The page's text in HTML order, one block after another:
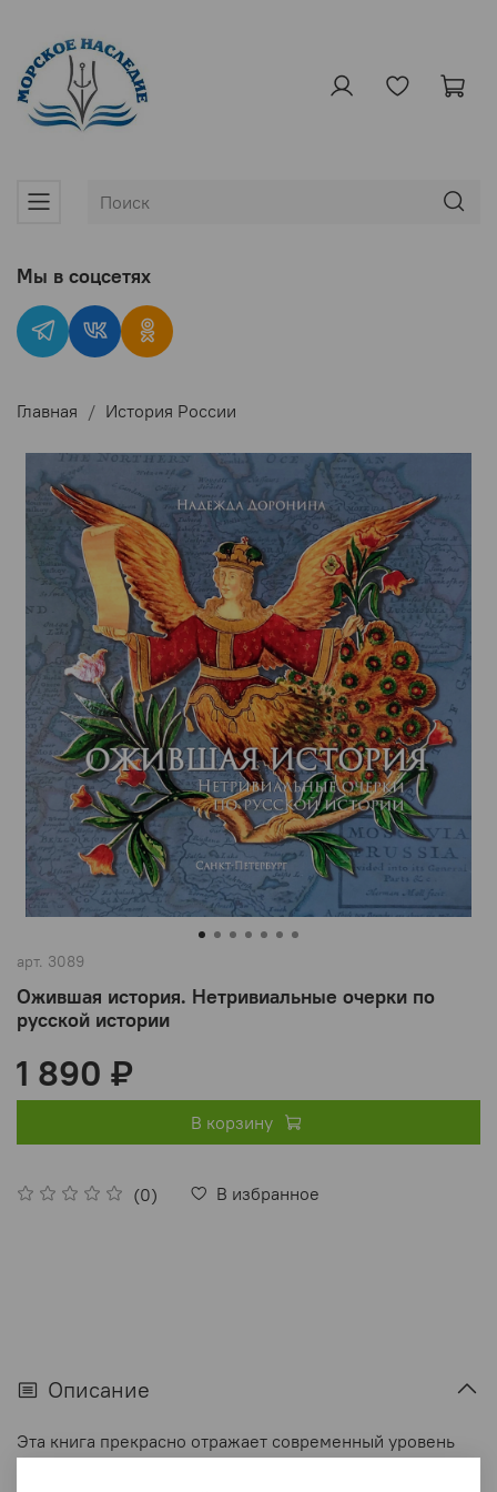
Главная История России
арт. 3089
Ожившая история. Нетривиальные очерки по
русской истории
(0) В избранное
1 890 ₽
В корзину
Описание
Эта книга прекрасно отражает современный уровень
Мы в соцсетях